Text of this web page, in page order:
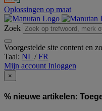
Oplossingen op maat
Zoek
Voorgestelde site content en
Taal: NL /FR
Mijn account Inloggen
×
% nieuwe artikelen: